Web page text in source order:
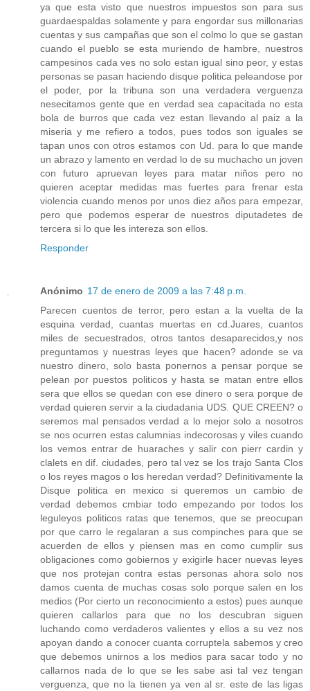
ya que esta visto que nuestros impuestos son para sus
guardaespaldas solamente y para engordar sus millonarias
cuentas y sus campañas que son el colmo lo que se gastan
cuando el pueblo se esta muriendo de hambre, nuestros
campesinos cada ves no solo estan igual sino peor, y estas
personas se pasan haciendo disque politica peleandose por
el poder, por la tribuna son una verdadera verguenza
nesecitamos gente que en verdad sea capacitada no esta
bola de burros que cada vez estan llevando al paiz a la
miseria y me refiero a todos, pues todos son iguales se
tapan unos con otros estamos con Ud. para lo que mande
un abrazo y lamento en verdad lo de su muchacho un joven
con futuro apruevan leyes para matar niños pero no
quieren aceptar medidas mas fuertes para frenar esta
violencia cuando menos por unos diez años para empezar,
pero que podemos esperar de nuestros diputadetes de
tercera si lo que les intereza son ellos.
Responder
Anónimo 17 de enero de 2009 a las 7:48 p.m.
Parecen cuentos de terror, pero estan a la vuelta de la
esquina verdad, cuantas muertas en cd.Juares, cuantos
miles de secuestrados, otros tantos desaparecidos,y nos
preguntamos y nuestras leyes que hacen? adonde se va
nuestro dinero, solo basta ponernos a pensar porque se
pelean por puestos politicos y hasta se matan entre ellos
sera que ellos se quedan con ese dinero o sera porque de
verdad quieren servir a la ciudadania UDS. QUE CREEN? o
seremos mal pensados verdad a lo mejor solo a nosotros
se nos ocurren estas calumnias indecorosas y viles cuando
los vemos entrar de huaraches y salir con pierr cardin y
clalets en dif. ciudades, pero tal vez se los trajo Santa Clos
o los reyes magos o los heredan verdad? Definitivamente la
Disque politica en mexico si queremos un cambio de
verdad debemos cmbiar todo empezando por todos los
leguleyos politicos ratas que tenemos, que se preocupan
por que carro le regalaran a sus compinches para que se
acuerden de ellos y piensen mas en como cumplir sus
obligaciones como gobiernos y exigirle hacer nuevas leyes
que nos protejan contra estas personas ahora solo nos
damos cuenta de muchas cosas solo porque salen en los
medios (Por cierto un reconocimiento a estos) pues aunque
quieren callarlos para que no los descubran siguen
luchando como verdaderos valientes y ellos a su vez nos
apoyan dando a conocer cuanta corruptela sabemos y creo
que debemos unirnos a los medios para sacar todo y no
callarnos nada de lo que se les sabe asi tal vez tengan
verguenza, que no la tienen ya ven al sr. este de las ligas